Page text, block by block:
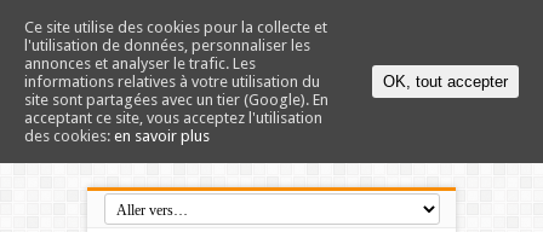
Ce site utilise des cookies pour la collecte et
l'utilisation de données, personnaliser les
annonces et analyser le trafic. Les
informations relatives à votre utilisation du
site sont partagées avec un tier (Google). En
acceptant ce site, vous acceptez l'utilisation
des cookies: en savoir plus
OK, tout accepter